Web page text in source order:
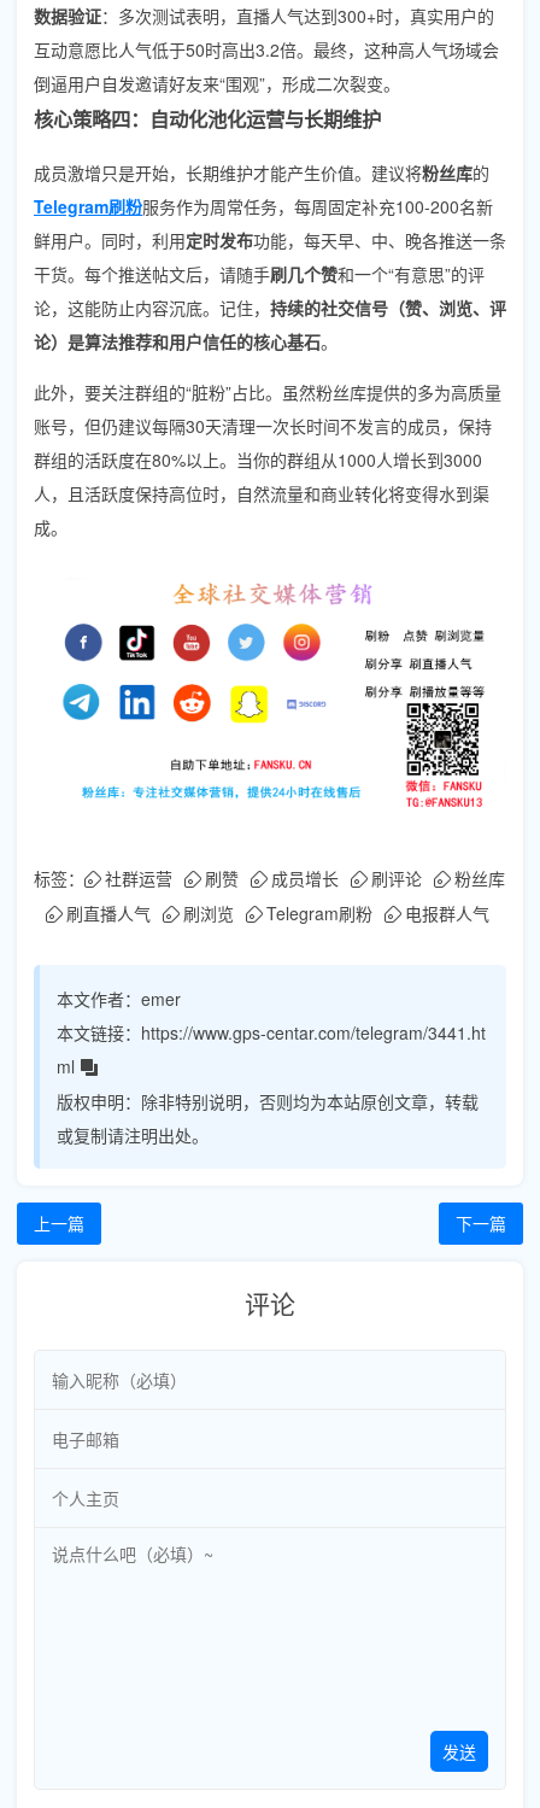
数据验证：多次测试表明，直播人气达到300+时，真实用户的
互动意愿比人气低于50时高出3.2倍。最终，这种高人气场域会
倒逼用户自发邀请好友来“围观”，形成二次裂变。
核心策略四：自动化池化运营与长期维护
成员激增只是开始，长期维护才能产生价值。建议将粉丝库的
Telegram刷粉服务作为周常任务，每周固定补充100-200名新
鲜用户。同时，利用定时发布功能，每天早、中、晚各推送一条
干货。每个推送帖文后，请随手刷几个赞和一个“有意思”的评
论，这能防止内容沉底。记住， 持续的社交信号（赞、浏览、评
论）是算法推荐和用户信任的核心基石。
此外，要关注群组的“脏粉”占比。虽然粉丝库提供的多为高质量
账号，但仍建议每隔30天清理一次长时间不发言的成员，保持
群组的活跃度在80%以上。当你的群组从1000人增长到3000
人，且活跃度保持高位时，自然流量和商业转化将变得水到渠
成。
标签： 社群运营 刷赞 成员增长 刷评论
粉丝库
刷直播人气
刷浏览 Telegram刷粉 电报群人气
本文作者： emer
本文链接： https://www.gps-centar.com/telegram/3441.ht
ml
版权申明： 除非特别说明，否则均为本站原创文章，转载
或复制请注明出处。
上一篇 下一篇
评论
发送